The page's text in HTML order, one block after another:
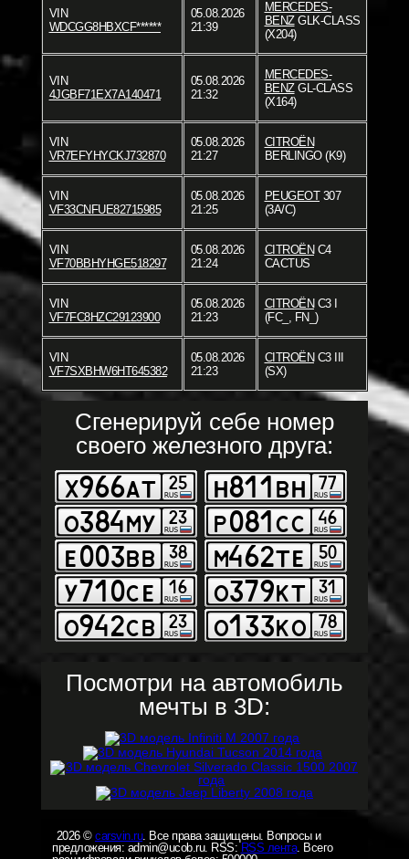
VIN
WDCGG8HBXCF******
05.08.2026
21:39
MERCEDES-
BENZGLK-CLASS
(X204)
VIN
4JGBF71EX7A140471
05.08.2026
21:32
MERCEDES-
BENZGL-CLASS
(X164)
VIN
VR7EFYHYCKJ732870
05.08.2026
21:27
CITROËN
BERLINGO (K9)
VIN
VF33CNFUE82715985
05.08.2026
21:25
PEUGEOT307
(3A/C)
VIN
VF70BBHYHGE518297
05.08.2026
21:24
CITROËN C4
CACTUS
VIN
VF7FC8HZC29123900
05.08.2026
21:23
CITROËN C3 I
(FC_, FN_)
VIN
VF7SXBHW6HT645382
05.08.2026
21:23
CITROËN C3 III
(SX)
Сгенерируй себе номер
своего железного друга:
Посмотри на автомобиль
мечты в 3D:
2026 © carsvin.ru. Все права защищены. Вопросы и
предложения: admin@ucob.ru. RSS: RSS лента. Всего